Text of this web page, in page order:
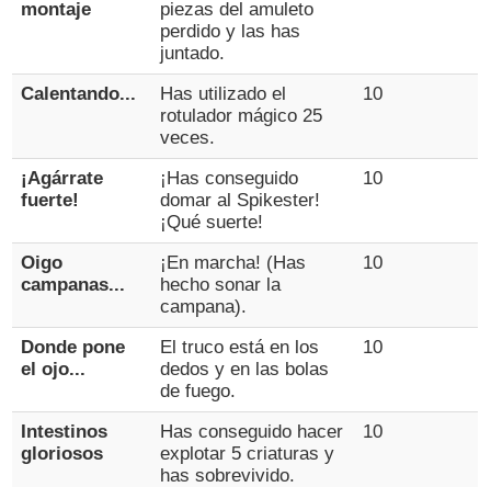
montaje
piezas del amuleto
perdido y las has
juntado.
Calentando...
Has utilizado el
rotulador mágico 25
veces.
10
¡Agárrate
fuerte!
¡Has conseguido
domar al Spikester!
¡Qué suerte!
10
Oigo
campanas...
¡En marcha! (Has
hecho sonar la
campana).
10
Donde pone
el ojo...
El truco está en los
dedos y en las bolas
de fuego.
10
Intestinos
gloriosos
Has conseguido hacer
explotar 5 criaturas y
has sobrevivido.
10